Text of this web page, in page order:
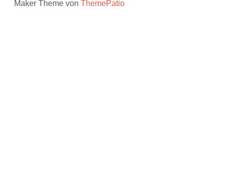
Maker Theme vonThemePatio